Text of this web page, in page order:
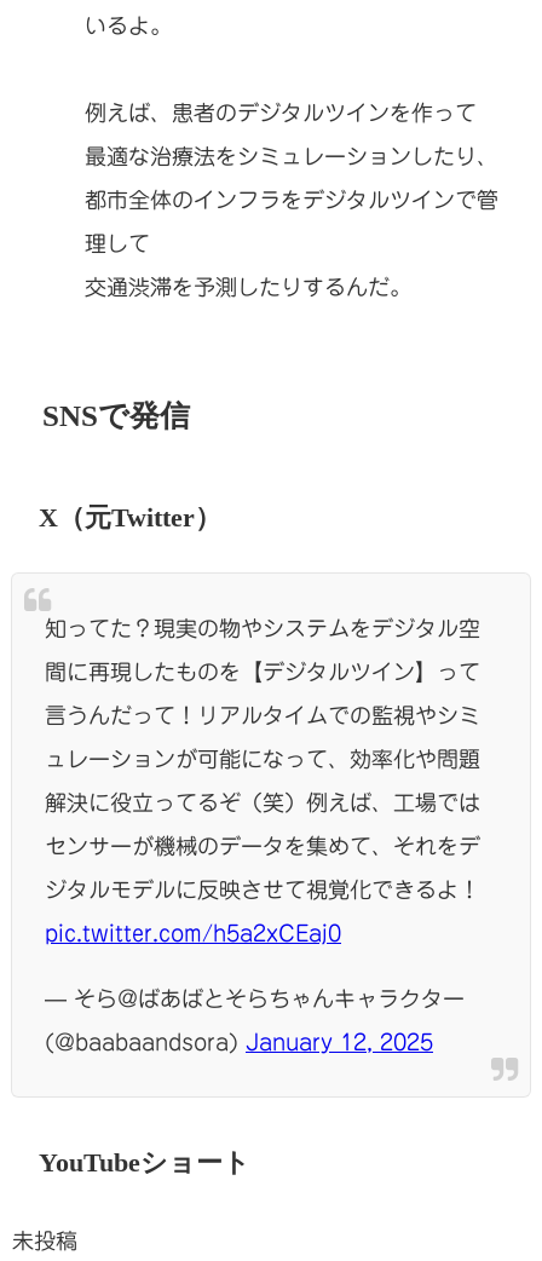
いるよ。
例えば、患者のデジタルツインを作って
最適な治療法をシミュレーションしたり、
都市全体のインフラをデジタルツインで管
理して
交通渋滞を予測したりするんだ。
SNSで発信
X（元Twitter）
知ってた？現実の物やシステムをデジタル空
間に再現したものを【デジタルツイン】って
言うんだって！リアルタイムでの監視やシミ
ュレーションが可能になって、効率化や問題
解決に役立ってるぞ（笑）例えば、工場では
センサーが機械のデータを集めて、それをデ
ジタルモデルに反映させて視覚化できるよ！
pic.twitter.com/h5a2xCEaj0
— そら@ばあばとそらちゃんキャラクター
(@baabaandsora) January 12, 2025
YouTubeショート
未投稿